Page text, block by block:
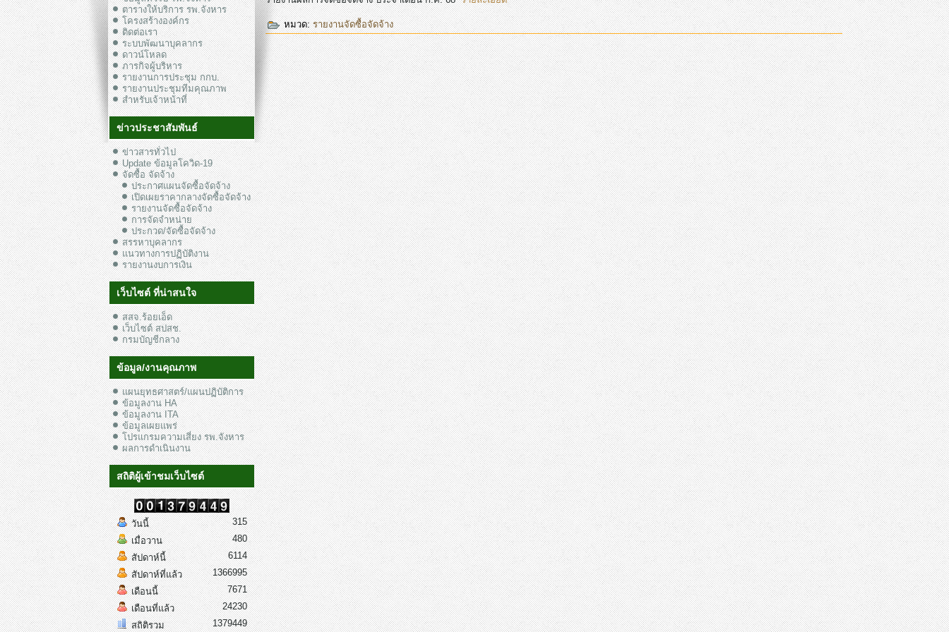
ตารางให้บริการ รพ.จังหาร
โครงสร้างองค์กร
ติดต่อเรา
ระบบพัฒนาบุคลากร
ดาวน์โหลด
ภารกิจผู้บริหาร
รายงานการประชุม กกบ.
รายงานประชุมทีมคุณภาพ
สำหรับเจ้าหน้าที่
ข่าวประชาสัมพันธ์
ข่าวสารทั่วไป
Update ข้อมูลโควิด-19
จัดซื้อ จัดจ้าง
ประกาศแผนจัดซื้อจัดจ้าง
เปิดเผยราคากลางจัดซื้อจัดจ้าง
รายงานจัดซื้อจัดจ้าง
การจัดจำหน่าย
ประกวด/จัดซื้อจัดจ้าง
สรรหาบุคลากร
แนวทางการปฏิบัติงาน
รายงานงบการเงิน
เว็บไซต์ ที่น่าสนใจ
สสจ.ร้อยเอ็ด
เว็บไซต์ สปสช.
กรมบัญชีกลาง
ข้อมูล/งานคุณภาพ
แผนยุทธศาสตร์/แผนปฏิบัติการ
ข้อมูลงาน HA
ข้อมูลงาน ITA
ข้อมูลเผยแพร่
โปรแกรมความเสี่ยง รพ.จังหาร
ผลการดำเนินงาน
สถิติผู้เข้าชมเว็บไซต์
วันนี้
เมื่อวาน
สัปดาห์นี้
สัปดาห์ที่แล้ว
เดือนนี้
เดือนที่แล้ว
สถิติรวม
315
480
6114
1366995
7671
24230
1379449
หมวด:รายงานจัดซื้อจัดจ้าง